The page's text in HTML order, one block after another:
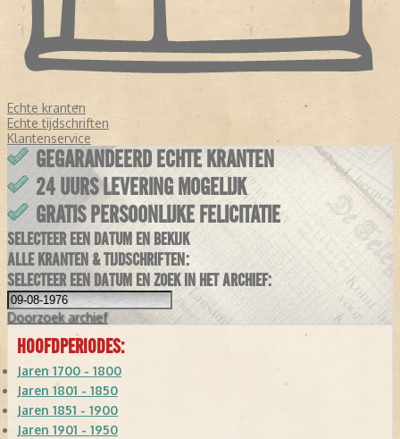
Echte kranten
Echte tijdschriften
Klantenservice
GEGARANDEERD ECHTE KRANTEN
24 UURS LEVERING MOGELIJK
GRATIS PERSOONLIJKE FELICITATIE
SELECTEER EEN DATUM EN BEKIJK
ALLE KRANTEN & TIJDSCHRIFTEN:
SELECTEER EEN DATUM EN ZOEK IN HET ARCHIEF:
Doorzoek archief
HOOFDPERIODES:
Jaren 1700 - 1800
Jaren 1801 - 1850
Jaren 1851 - 1900
Jaren 1901 - 1950